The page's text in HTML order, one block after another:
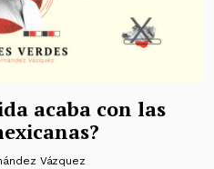
acaba con las
Vázquez